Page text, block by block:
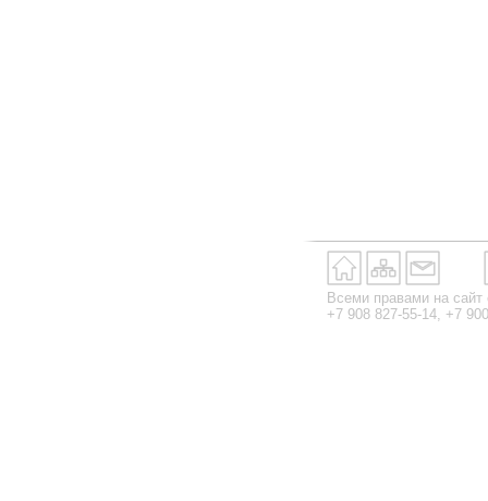
Всеми правами на
+7 908 827-55-14, +7